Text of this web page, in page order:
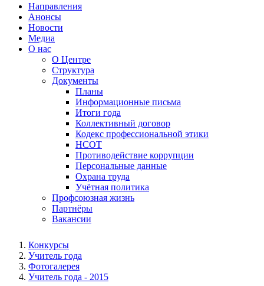
Направления
Анонсы
Новости
Медиа
О нас
О Центре
Структура
Документы
Планы
Информационные письма
Итоги года
Коллективный договор
Кодекс профессиональной этики
НСОТ
Противодействие коррупции
Персональные данные
Охрана труда
Учётная политика
Профсоюзная жизнь
Партнёры
Вакансии
Конкурсы
Учитель года
Фотогалерея
Учитель года - 2015